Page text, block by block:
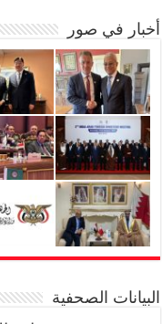
أخبار في صور
البيانات الصحفية